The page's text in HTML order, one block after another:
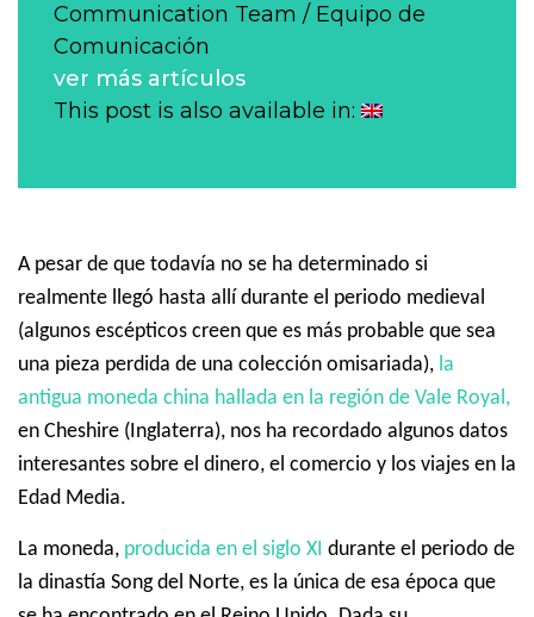
Communication Team / Equipo de
Comunicación
ver más artículos
This post is also available in:
A pesar de que todavía no se ha determinado si
realmente llegó hasta allí durante el periodo medieval
(algunos escépticos creen que es más probable que sea
una pieza perdida de una colección omisariada), la
antigua moneda china hallada en la región de Vale Royal,
en Cheshire (Inglaterra), nos ha recordado algunos datos
interesantes sobre el dinero, el comercio y los viajes en la
Edad Media.
La moneda, producida en el siglo XI durante el periodo de
la dinastía Song del Norte, es la única de esa época que